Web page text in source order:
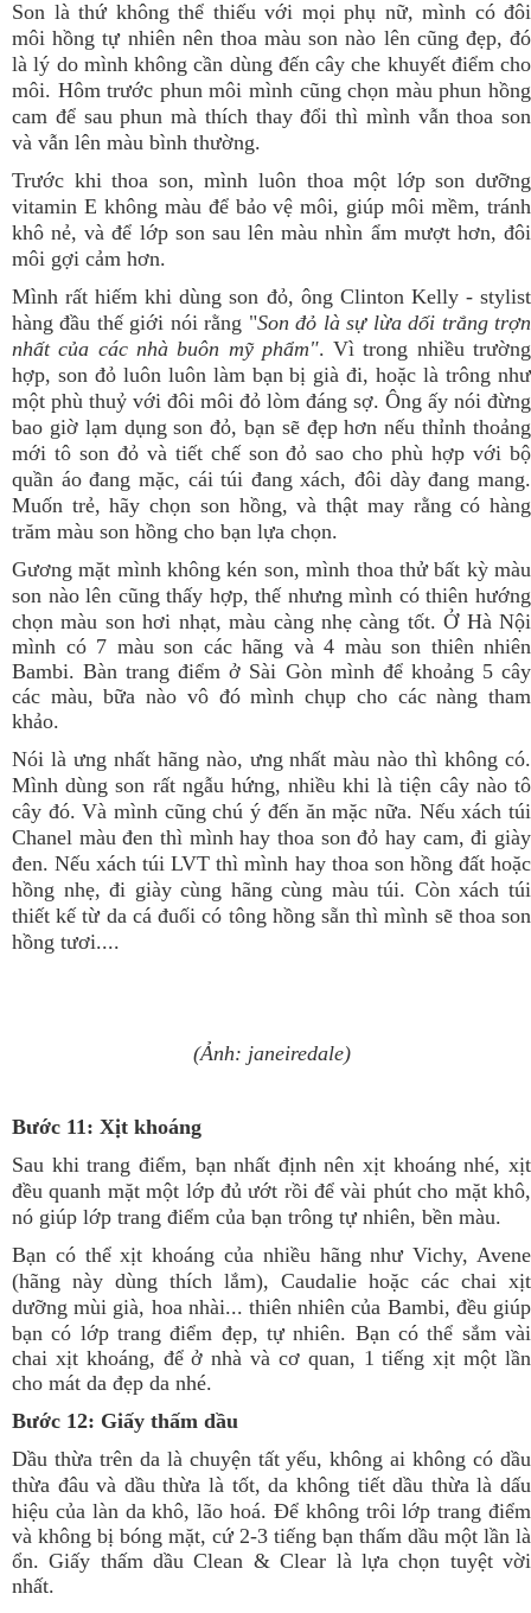
Son là thứ không thể thiếu với mọi phụ nữ, mình có đôi
môi hồng tự nhiên nên thoa màu son nào lên cũng đẹp, đó
là lý do mình không cần dùng đến cây che khuyết điểm cho
môi. Hôm trước phun môi mình cũng chọn màu phun hồng
cam để sau phun mà thích thay đổi thì mình vẫn thoa son
và vẫn lên màu bình thường.
Trước khi thoa son, mình luôn thoa một lớp son dưỡng
vitamin E không màu để bảo vệ môi, giúp môi mềm, tránh
khô nẻ, và để lớp son sau lên màu nhìn ẩm mượt hơn, đôi
môi gợi cảm hơn.
Mình rất hiếm khi dùng son đỏ, ông Clinton Kelly - stylist
hàng đầu thế giới nói rằng "Son đỏ là sự lừa dối trắng trợn
nhất của các nhà buôn mỹ phẩm". Vì trong nhiều trường
hợp, son đỏ luôn luôn làm bạn bị già đi, hoặc là trông như
một phù thuỷ với đôi môi đỏ lòm đáng sợ. Ông ấy nói đừng
bao giờ lạm dụng son đỏ, bạn sẽ đẹp hơn nếu thỉnh thoảng
mới tô son đỏ và tiết chế son đỏ sao cho phù hợp với bộ
quần áo đang mặc, cái túi đang xách, đôi dày đang mang.
Muốn trẻ, hãy chọn son hồng, và thật may rằng có hàng
trăm màu son hồng cho bạn lựa chọn.
Gương mặt mình không kén son, mình thoa thử bất kỳ màu
son nào lên cũng thấy hợp, thế nhưng mình có thiên hướng
chọn màu son hơi nhạt, màu càng nhẹ càng tốt.Ở Hà Nội
mình có 7 màu son các hãng và 4 màu son thiên nhiên
Bambi. Bàn trang điểm ở Sài Gòn mình để khoảng 5 cây
các màu, bữa nào vô đó mình chụp cho các nàng tham
khảo.
Nói là ưng nhất hãng nào, ưng nhất màu nào thì không có.
Mình dùng son rất ngẫu hứng, nhiều khi là tiện cây nào tô
cây đó. Và mình cũng chú ý đến ăn mặc nữa. Nếu xách túi
Chanel màu đen thì mình hay thoa son đỏ hay cam, đi giày
đen. Nếu xách túi LVT thì mình hay thoa son hồng đất hoặc
hồng nhẹ, đi giày cùng hãng cùng màu túi. Còn xách túi
thiết kế từ da cá đuối có tông hồng sẵn thì mình sẽ thoa son
hồng tươi....
(Ảnh: janeiredale)
Bước 11: Xịt khoáng
Sau khi trang điểm, bạn nhất định nên xịt khoáng nhé, xịt
đều quanh mặt một lớp đủ ướt rồi để vài phút cho mặt khô,
nó giúp lớp trang điểm của bạn trông tự nhiên, bền màu.
Bạn có thể xịt khoáng của nhiều hãng như Vichy, Avene
(hãng này dùng thích lắm), Caudalie hoặc các chai xịt
dưỡng mùi già, hoa nhài... thiên nhiên của Bambi, đều giúp
bạn có lớp trang điểm đẹp, tự nhiên. Bạn có thể sắm vài
chai xịt khoáng, để ở nhà và cơ quan, 1 tiếng xịt một lần
cho mát da đẹp da nhé.
Bước 12: Giấy thấm dầu
Dầu thừa trên da là chuyện tất yếu, không ai không có dầu
thừa đâu và dầu thừa là tốt, da không tiết dầu thừa là dấu
hiệu của làn da khô, lão hoá. Để không trôi lớp trang điểm
và không bị bóng mặt, cứ 2-3 tiếng bạn thấm dầu một lần là
ổn. Giấy thấm dầu Clean & Clear là lựa chọn tuyệt vời
nhất.